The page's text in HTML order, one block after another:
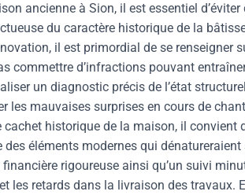
ancienne à Sion, il est essentiel
du caractère historique de la
il est primordial de se renseigner
commettre d’infractions pouvant
un diagnostic précis de l’état
les mauvaises surprises en cours de
cachet historique de la maison, il convient
éléments modernes qui
rigoureuse ainsi qu’un suivi
les retards dans la livraison des travaux.